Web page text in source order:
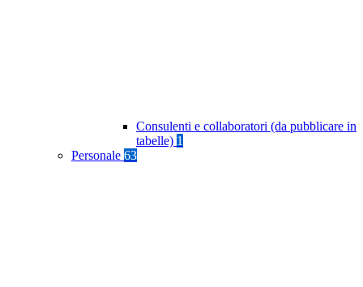
Consulenti e collaboratori (da pubblicare in
tabelle) 1
Personale 63